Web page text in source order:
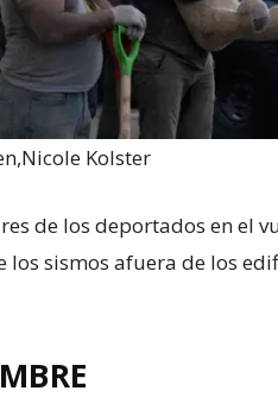
Nicole Kolster
de los deportados en el
los sismos afuera de los